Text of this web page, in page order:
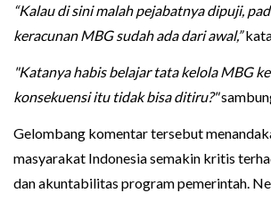
“Kalau di sini malah pejabatnya dipuji,
keracunan MBG sudah ada dari awal,”
"Katanya habis belajar tata kelola MBG
konsekuensi itu tidak bisa ditiru?"
Gelombang komentar tersebut
masyarakat Indonesia semakin kritis
dan akuntabilitas program pemerintah.